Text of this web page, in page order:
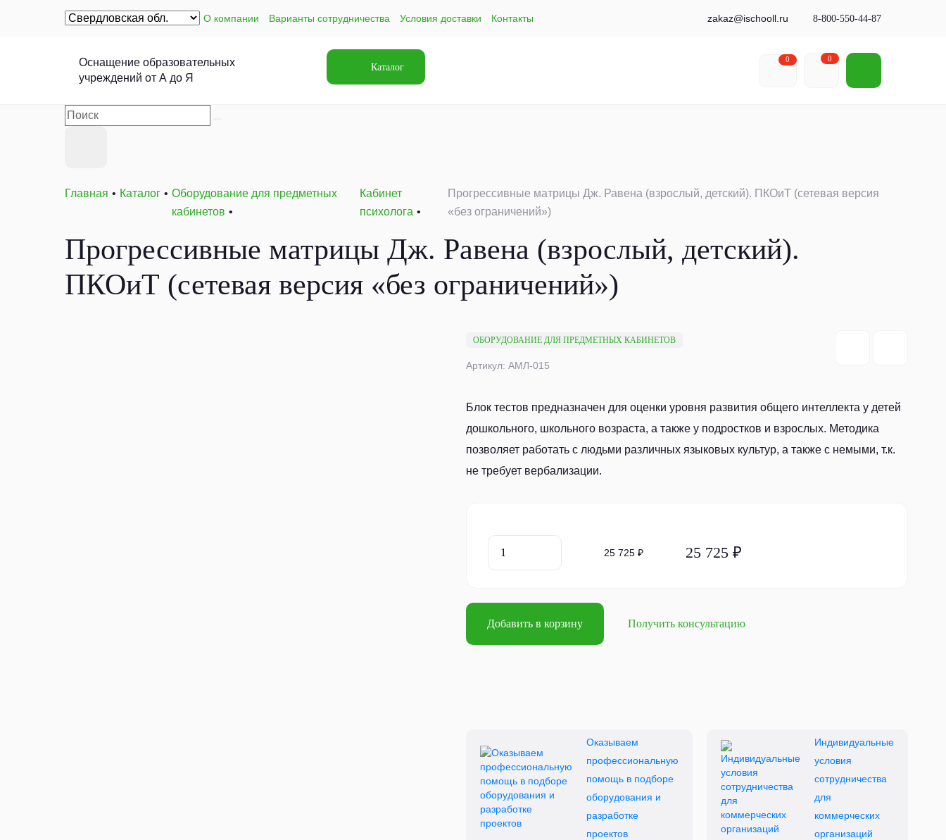
О компании Варианты сотрудничества Условия доставки Контакты zakaz@ischooll.ru 8-800-550-44-87
Оснащение образовательных
учреждений от А до Я
Каталог
0 0
Главная Каталог
Оборудование для предметных
кабинетов
Кабинет
психолога
Прогрессивные матрицы Дж. Равена (взрослый, детский). ПКОиТ (сетевая версия
«без ограничений»)
Прогрессивные матрицы Дж. Равена (взрослый, детский).
ПКОиТ (сетевая версия «без ограничений»)
ОБОРУДОВАНИЕ ДЛЯ ПРЕДМЕТНЫХ КАБИНЕТОВ
Артикул: АМЛ-015
Блок тестов предназначен для оценки уровня развития общего интеллекта у детей
дошкольного, школьного возраста, а также у подростков и взрослых. Методика
позволяет работать с людьми различных языковых культур, а также с немыми, т.к.
не требует вербализации.
25 725 ₽ 25 725 ₽
Добавить в корзину Получить консультацию
Оказываем
профессиональную
помощь в подборе
оборудования и
разработке
проектов
Индивидуальные
условия
сотрудничества
для
коммерческих
организаций